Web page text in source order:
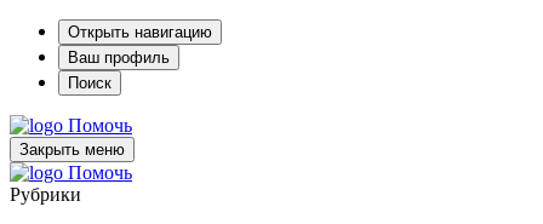
Открыть навигацию
Ваш профиль
Поиск
Помочь
Закрыть меню
Помочь
Рубрики